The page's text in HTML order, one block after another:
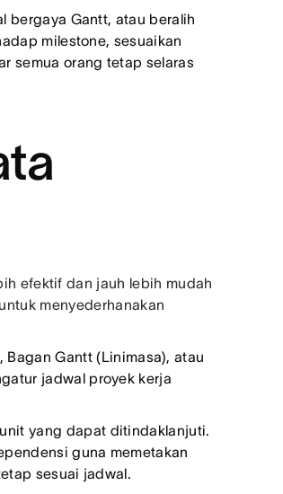
bergaya Gantt, atau beralih
milestone, sesuaikan
semua orang tetap selaras
efektif dan jauh lebih mudah
menyederhanakan
Bagan Gantt (Linimasa), atau
jadwal proyek kerja
yang dapat ditindaklanjuti.
guna memetakan
sesuai jadwal.